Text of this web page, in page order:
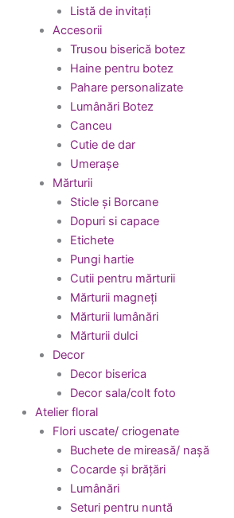
Listă de invitați
Accesorii
Trusou biserică botez
Haine pentru botez
Pahare personalizate
Lumânări Botez
Canceu
Cutie de dar
Umerașe
Mărturii
Sticle și Borcane
Dopuri si capace
Etichete
Pungi hartie
Cutii pentru mărturii
Mărturii magneți
Mărturii lumânări
Mărturii dulci
Decor
Decor biserica
Decor sala/colt foto
Atelier floral
Flori uscate/ criogenate
Buchete de mireasă/ nașă
Cocarde și brățări
Lumânări
Seturi pentru nuntă